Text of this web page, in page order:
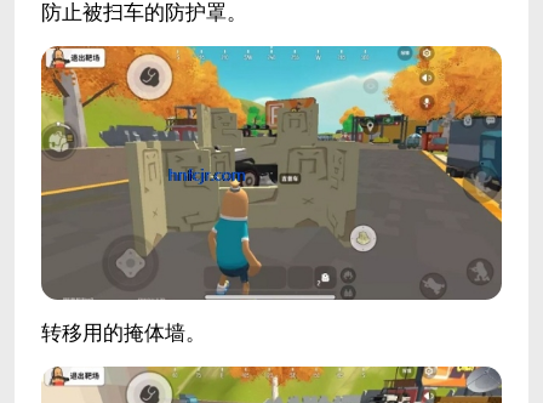
防止被扫车的防护罩。
转移用的掩体墙。